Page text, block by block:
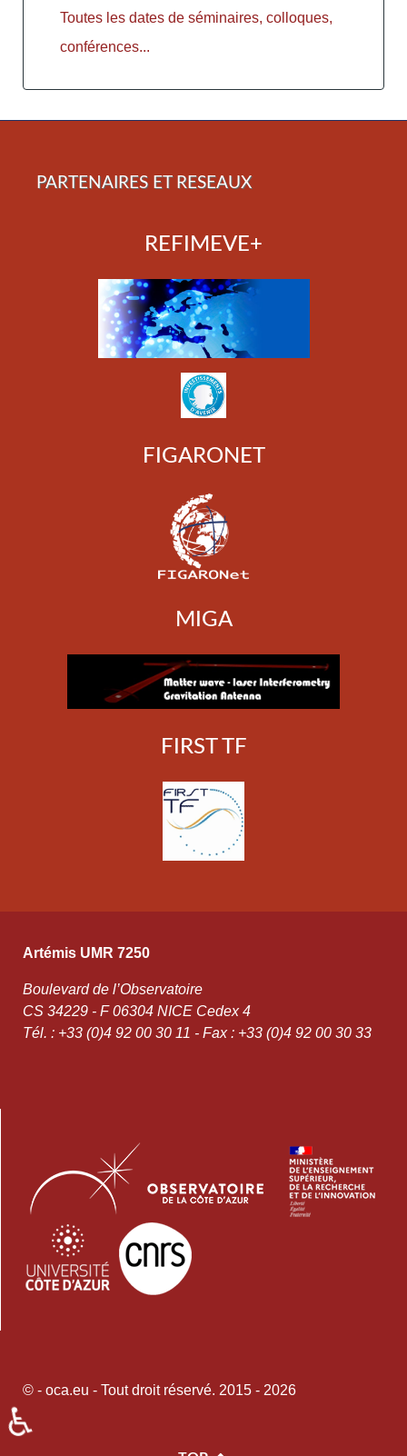
Toutes les dates de séminaires, colloques,
conférences...
PARTENAIRES ET RESEAUX
REFIMEVE+
FIGARONET
MIGA
FIRST TF
Artémis UMR 7250
Boulevard de l’Observatoire
CS 34229 - F 06304 NICE Cedex 4
Tél. : +33 (0)4 92 00 30 11 - Fax : +33 (0)4 92 00 30 33
© - oca.eu - Tout droit réservé. 2015 - 2026